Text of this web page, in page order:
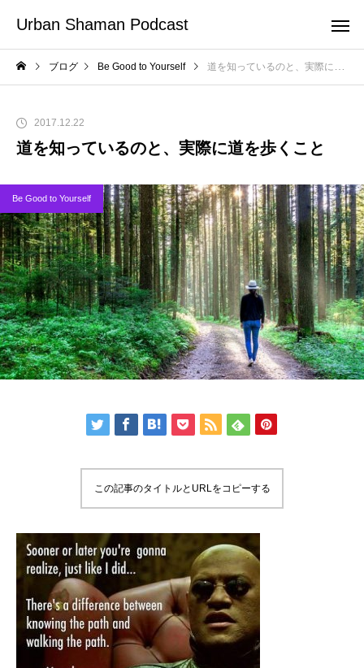
Urban Shaman Podcast
ブログ Be Good to Yourself 道を知っているのと、実際に道を歩くこと
2017.12.22
道を知っているのと、実際に道を歩くこと
Be Good to Yourself
この記事のタイトルとURLをコピーする